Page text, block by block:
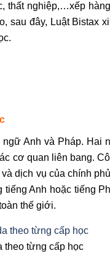
thất nghiệp,…xếp
sau đây, Luật Bistax
Anh và Pháp. Hai
cơ quan liên bang.
dịch vụ của chính
Anh hoặc tiếng
thế giới.
theo từng cấp học